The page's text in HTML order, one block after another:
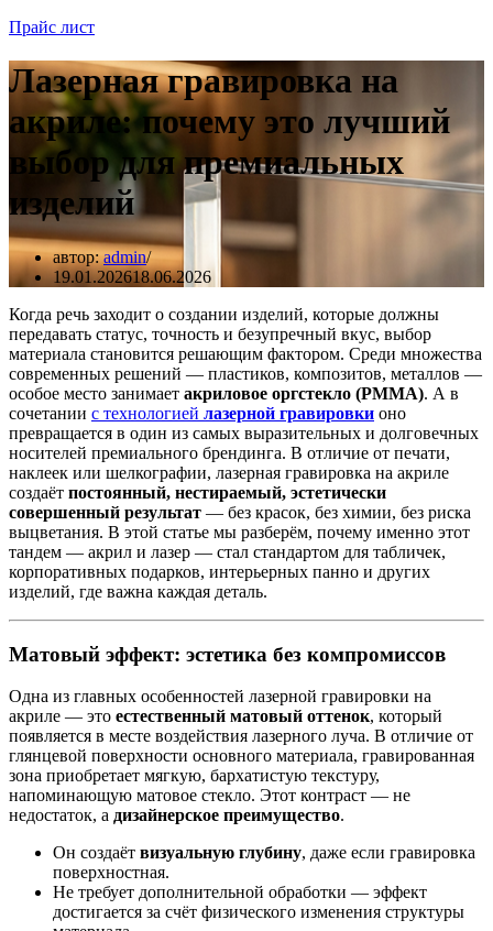
Прайс лист
Лазерная гравировка на
акриле: почему это лучший
выбор для премиальных
изделий
автор:admin
19.01.202618.06.2026
Когда речь заходит о создании изделий, которые должны
передавать статус, точность и безупречный вкус, выбор
материала становится решающим фактором. Среди множества
современных решений — пластиков, композитов, металлов —
особое место занимает акриловое оргстекло (PMMA). А в
сочетании с технологией лазерной гравировки оно
превращается в один из самых выразительных и долговечных
носителей премиального брендинга. В отличие от печати,
наклеек или шелкографии, лазерная гравировка на акриле
создаёт постоянный, нестираемый, эстетически
совершенный результат — без красок, без химии, без риска
выцветания. В этой статье мы разберём, почему именно этот
тандем — акрил и лазер — стал стандартом для табличек,
корпоративных подарков, интерьерных панно и других
изделий, где важна каждая деталь.
Матовый эффект: эстетика без компромиссов
Одна из главных особенностей лазерной гравировки на
акриле — это естественный матовый оттенок, который
появляется в месте воздействия лазерного луча. В отличие от
глянцевой поверхности основного материала, гравированная
зона приобретает мягкую, бархатистую текстуру,
напоминающую матовое стекло. Этот контраст — не
недостаток, а дизайнерское преимущество.
Он создаёт визуальную глубину, даже если гравировка
поверхностная.
Не требует дополнительной обработки — эффект
достигается за счёт физического изменения структуры